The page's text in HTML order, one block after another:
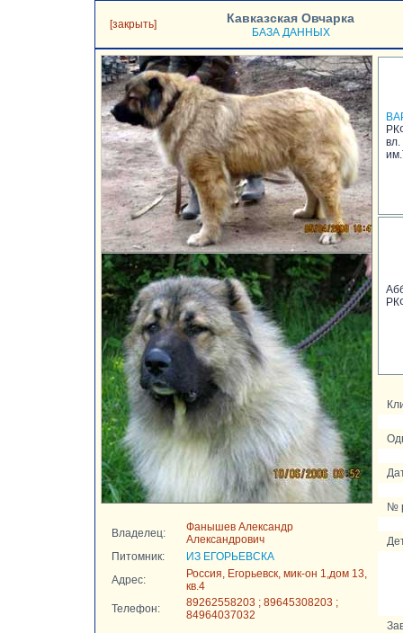
[закрыть] Кавказская Овчарка
БАЗА ДАННЫХ
Владелец:
Фанышев Александр
Александрович
Питомник:
ИЗ ЕГОРЬЕВСКА
Адрес:
Россия, Егорьевск, мик-он 1,дом 13,
кв.4
Телефон:
89262558203 ; 89645308203 ;
84964037032
№